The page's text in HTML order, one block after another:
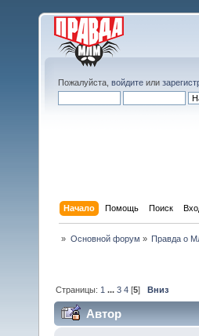
Пожалуйста, войдите или
Начало Помощь Поиск
» Основной форум » Правда о
Страницы: 1 ...3 4 [5]Вниз
Автор